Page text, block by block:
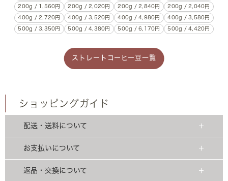
200g / 1,560円
400g / 2,720円
500g / 3,350円
200g / 2,020円
400g / 3,520円
500g / 4,380円
200g / 2,840円
400g / 4,980円
500g / 6,170円
200g / 2,040円
400g / 3,580円
500g / 4,420円
ストレートコーヒー豆一覧
ショッピングガイド
配送・送料について
お支払いについて
返品・交換について